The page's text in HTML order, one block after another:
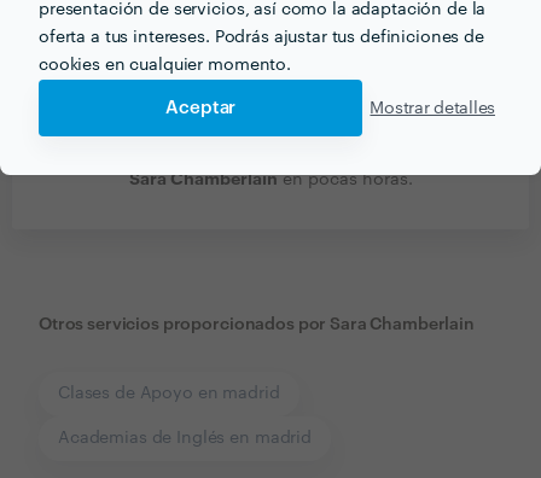
presentación de servicios, así como la adaptación de la
oferta a tus intereses. Podrás ajustar tus definiciones de
cookies en cualquier momento.
Aceptar Mostrar detalles
email Correo electrónico
Sara Chamberlainen pocas horas.
Otros servicios proporcionados por Sara Chamberlain
Clases de Apoyo en madrid
Academias de Inglés en madrid